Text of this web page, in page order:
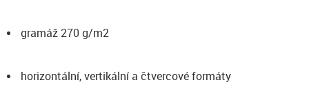
gramáž 270 g/m2
horizontální, vertikální a čtvercové formáty